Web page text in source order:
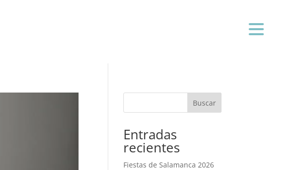
Buscar
Entradas
recientes
Fiestas de Salamanca 2026